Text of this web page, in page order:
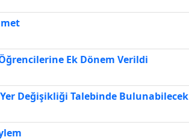
Ek Dönem Verildi
Değişikliği Talebinde Bulunabilecek